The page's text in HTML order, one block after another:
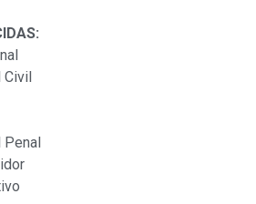
Civil
Penal